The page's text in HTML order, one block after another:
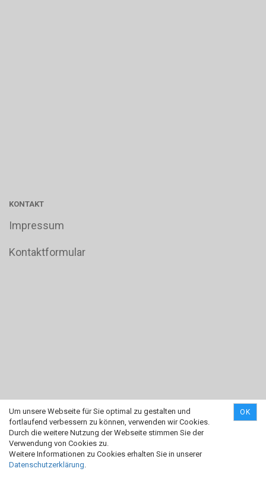
Um unsere Webseite für Sie optimal zu gestalten und
fortlaufend verbessern zu können, verwenden wir Cookies.
Durch die weitere Nutzung der Webseite stimmen Sie der
Verwendung von Cookies zu.
Weitere Informationen zu Cookies erhalten Sie in unserer
Datenschutzerklärung.
OK
KONTAKT
Impressum
Kontaktformular
Online Shop erstellen